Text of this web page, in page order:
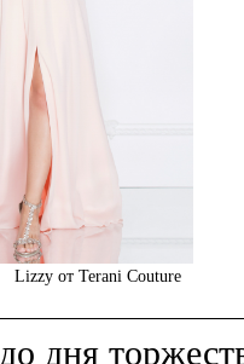
Lizzy от Terani Couture